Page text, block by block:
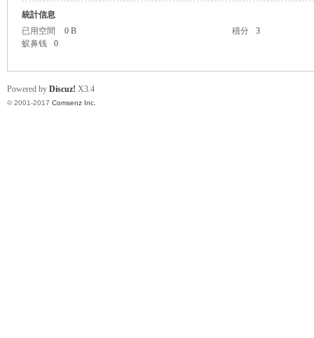
統計信息
已用空間
0 B 積分
3
蚁鼻钱
0
Powered by Discuz! X3.4
© 2001-2017 Comsenz Inc.